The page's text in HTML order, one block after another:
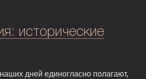
исторические
дней единогласно полагают,